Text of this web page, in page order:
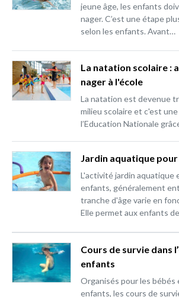
jeune âge, les enfants
nager. C’est une étape
selon les enfants. Avant…
La natation scolaire :
nager à l'école
La natation est devenue
milieu scolaire et c'est
l’Education Nationale
Jardin aquatique
L'activité jardin aquatique
enfants, généralement
tranche d'âge varie en
Elle permet aux enfants
Cours de survie dans
enfants
Organisés pour les bébés
enfants, les cours de